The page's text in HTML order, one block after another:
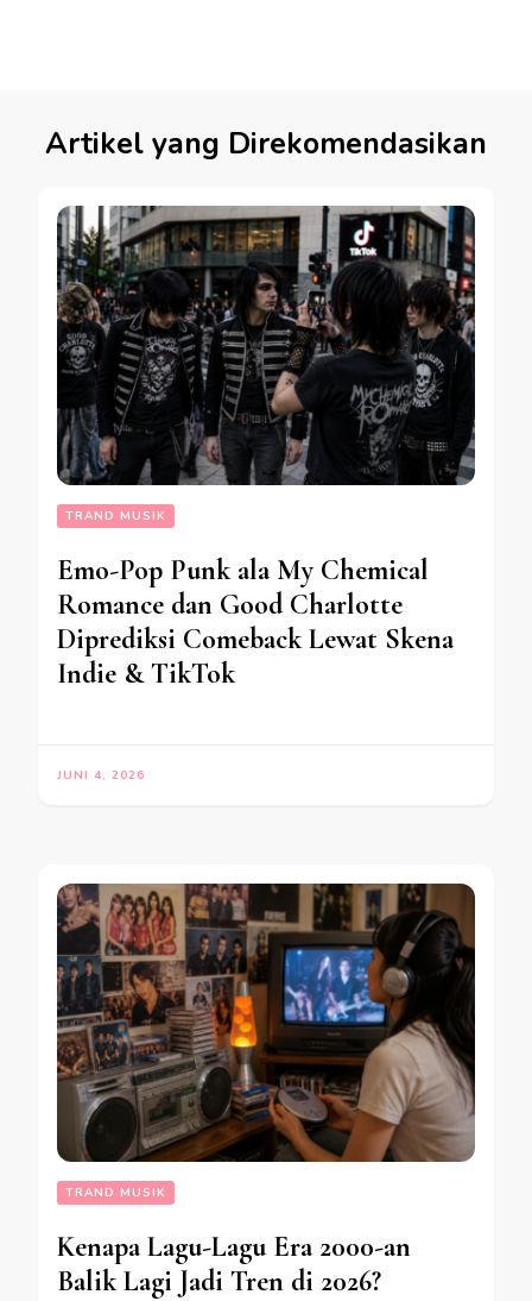
Artikel yang Direkomendasikan
TRAND MUSIK
Emo-Pop Punk ala My Chemical
Romance dan Good Charlotte
Diprediksi Comeback Lewat Skena
Indie & TikTok
JUNI 4, 2026
TRAND MUSIK
Kenapa Lagu-Lagu Era 2000-an
Balik Lagi Jadi Tren di 2026?